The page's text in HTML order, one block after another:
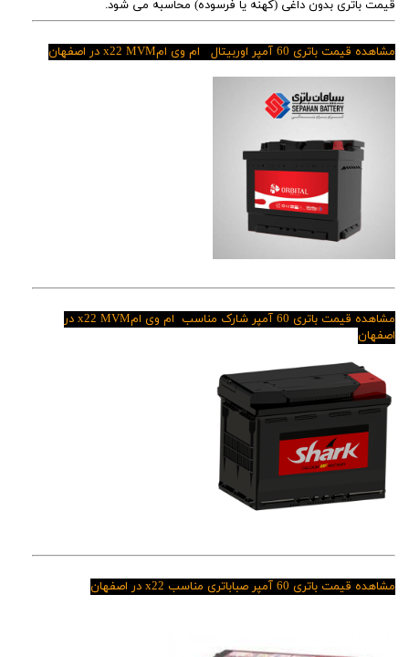
قیمت باتری بدون داغی (کهنه یا فرسوده) محاسبه می شود.
مشاهده قیمت باتری 60 آمپر اوربیتال ام وی ام x22 MVM در اصفهان
مشاهده قیمت باتری 60 آمپر شارک مناسب ام وی ام x22 MVM در
اصفهان
مشاهده قیمت باتری 60 آمپر صباباتری مناسب x22 در اصفهان